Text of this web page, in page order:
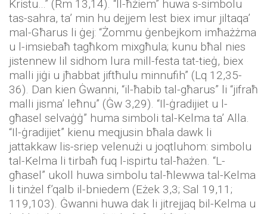
Kristu…” (Rm 13,14). “Il-ħżiem” huwa s-simbolu
tas-sahra, ta’ min hu dejjem lest biex imur jiltaqa’
mal-Għarus li ġej: “Żommu ġenbejkom imħażżma
u l-imsiebaħ tagħkom mixgħula; kunu bħal nies
jistennew lil sidhom lura mill-festa tat-tieġ, biex
malli jiġi u jħabbat jiftħulu minnufih” (Lq 12,35-
36). Dan kien Ġwanni, “il-ħabib tal-għarus” li “jifraħ
malli jisma’ leħnu” (Ġw 3,29). “Il-ġradijiet u l-
għasel selvaġġ” huma simboli tal-Kelma ta’ Alla.
“Il-ġradijiet” kienu meqjusin bħala dawk li
jattakkaw lis-sriep velenużi u joqtluhom: simbolu
tal-Kelma li tirbaħ fuq l-ispirtu tal-ħażen. “L-
għasel” ukoll huwa simbolu tal-ħlewwa tal-Kelma
li tinżel f’qalb il-bniedem (Eżek 3,3; Sal 19,11;
119,103). Ġwanni huwa dak li jitrejjaq bil-Kelma u